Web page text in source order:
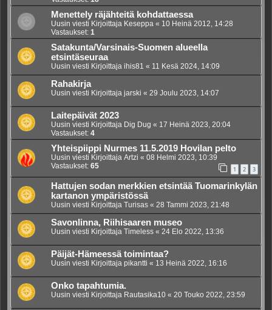
Menettely räjähteitä kohdattaessa
Uusin viesti Kirjoittaja Keseppa « 10 Heinä 2012, 14:28
Vastaukset: 1
Satakunta/Varsinais-Suomen alueella
etsintäseuraa
Uusin viesti Kirjoittaja ihis81 « 11 Kesä 2024, 14:09
Rahakirja
Uusin viesti Kirjoittaja jarski « 29 Joulu 2023, 14:07
Laitepäivät 2023
Uusin viesti Kirjoittaja Dig Dug « 17 Heinä 2023, 20:04
Vastaukset: 4
Yhteispiippi Nurmes 11.5.2019 Hovilan pelto
Uusin viesti Kirjoittaja Artzi « 08 Helmi 2023, 10:39
Vastaukset: 65 1 2 3
Hattujen sodan merkkien etsintää Tuomarinkylän
kartanon ympäristössä
Uusin viesti Kirjoittaja Turisas « 28 Tammi 2023, 21:48
Savonlinna, Riihisaaren museo
Uusin viesti Kirjoittaja Timeless « 24 Elo 2022, 13:36
Päijät-Hämeessä toimintaa?
Uusin viesti Kirjoittaja pikantti « 13 Heinä 2022, 16:16
Onko tapahtumia.
Uusin viesti Kirjoittaja Rautasika10 « 20 Touko 2022, 23:59